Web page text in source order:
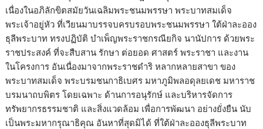
เนื่องในอภิลักขิตสมัยวันเฉลิมพระชนมพรรษา พระบาทสมเด็จ
พระเจ้าอยู่หัว ที่เวียนมาบรรจบครบรอบพระชนมพรรษา ใต้ฝ่าละออง
ธุลีพระบาท ทรงปฏิบัติ บำเพ็ญพระราชกรณียกิจ นานัปการ ด้วยพระ
ราชประสงค์ ที่จะสืบสาน รักษา ต่อยอด ศาสตร์ พระราชา และงาน
ในโครงการ อันเนื่องมาจากพระราชดำริ หลากหลายสาขา ของ
พระบาทสมเด็จ พระบรมชนกาธิเบศร มหาภูมิพลอดุลยเดช มหาราช
บรมนาถบพิตร โดยเฉพาะ ด้านการอนุรักษ์ และบริหารจัดการ
ทรัพยากรธรรมชาติ และสิ่งแวดล้อม เพื่อการพัฒนา อย่างยั่งยืน นับ
เป็นพระมหากรุณาธิคุณ อันหาที่สุดมิได้ ที่ใต้ฝ่าละอองธุลีพระบาท